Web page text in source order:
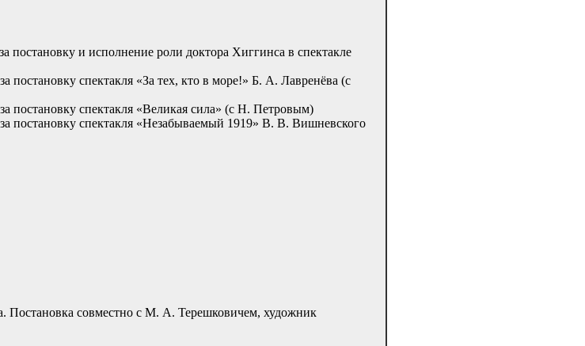
постановку и исполнение роли доктора Хиггинса в спектакле
постановку спектакля «За тех, кто в море!» Б. А. Лавренёва (с
постановку спектакля «Великая сила» (с Н. Петровым)
постановку спектакля «Незабываемый 1919» В. В. Вишневского
совместно с М. А. Терешковичем, художник